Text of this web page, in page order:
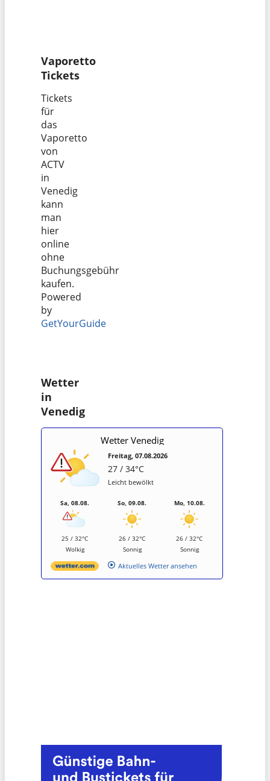
Vaporetto
Tickets
Tickets
für
das
Vaporetto
von
ACTV
in
Venedig
kann
man
hier
online
ohne
Buchungsgebühr
kaufen.
Powered
by
GetYourGuide
Wetter
in
Venedig
Wetter Venedig
Freitag, 07.08.2026
27 / 34°C
Leicht bewölkt
Sa, 08.08.
25 / 32°C
Wolkig
So, 09.08.
26 / 32°C
Sonnig
Mo, 10.08.
26 / 32°C
Sonnig
Aktuelles Wetter ansehen